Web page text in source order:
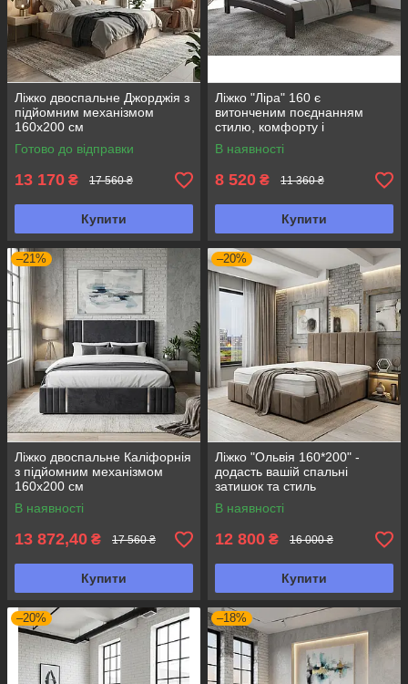
Ліжко двоспальне Джорджія з
підйомним механізмом
160х200 см
Готово до відправки
13 170 ₴ 17 560 ₴
Купити
Ліжко "Ліра" 160 є
витонченим поєднанням
стилю, комфорту і
натуральних матеріалів
В наявності
8 520 ₴ 11 360 ₴
Купити
–21%
Ліжко двоспальне Каліфорнія
з підйомним механізмом
160х200 см
В наявності
13 872,40 ₴ 17 560 ₴
Купити
–20%
Ліжко "Ольвія 160*200" -
додасть вашій спальні
затишок та стиль
В наявності
12 800 ₴ 16 000 ₴
Купити
–20% –18%